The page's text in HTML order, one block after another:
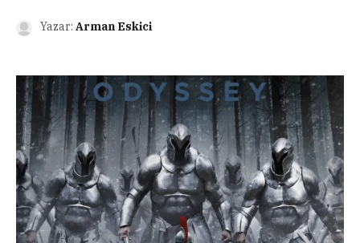
Yazar: Arman Eskici